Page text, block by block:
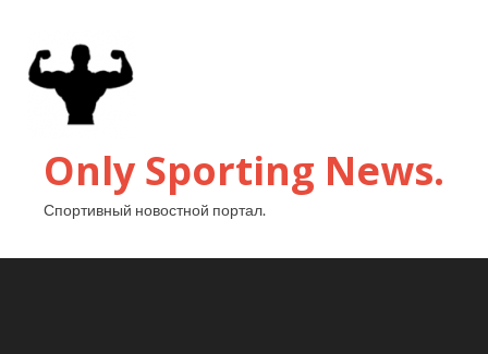
Only Sporting News.
Спортивный новостной портал.